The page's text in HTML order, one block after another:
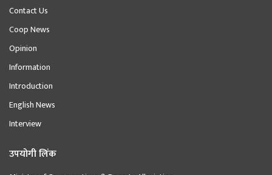
Contact Us
Coop News
Opinion
Information
Introduction
English News
Interview
उपयोगी लिंक